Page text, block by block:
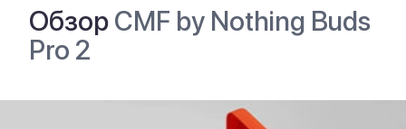
ОбзорCMF by Nothing Buds
Pro 2